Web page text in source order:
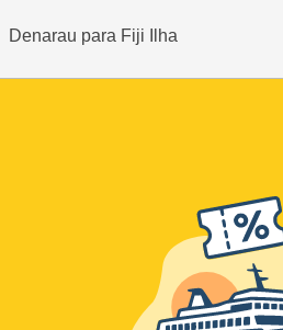
Denarau para Fiji Ilha